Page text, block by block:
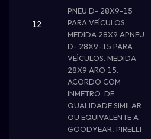
12
PNEU D- 28X9-15
PARA VEÍCULOS.
MEDIDA 28X9 APNEU
D- 28X9-15 PARA
VEÍCULOS. MEDIDA
28X9 ARO 15.
ACORDO COM
INMETRO. DE
QUALIDADE SIMILAR
OU EQUIVALENTE A
GOODYEAR, PIRELLI